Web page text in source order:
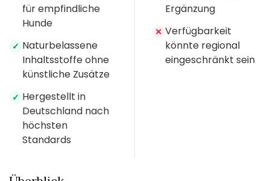
für empfindliche
Hunde
✓ Naturbelassene
Inhaltsstoffe ohne
künstliche Zusätze
✓ Hergestellt in
Deutschland nach
höchsten
Standards
Ergänzung
✕ Verfügbarkeit
könnte regional
eingeschränkt sein